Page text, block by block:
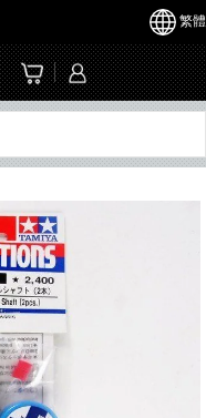
繁體